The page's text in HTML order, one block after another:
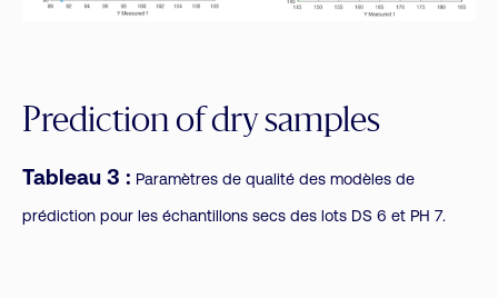
Prediction of dry samples
Tableau 3 : Paramètres de qualité des modèles de
prédiction pour les échantillons secs des lots DS 6 et PH 7.